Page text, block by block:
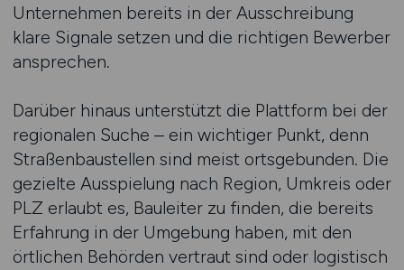
Unternehmen bereits in der Ausschreibung
klare Signale setzen und die richtigen Bewerber
ansprechen.
Darüber hinaus unterstützt die Plattform bei der
regionalen Suche – ein wichtiger Punkt, denn
Straßenbaustellen sind meist ortsgebunden. Die
gezielte Ausspielung nach Region, Umkreis oder
PLZ erlaubt es, Bauleiter zu finden, die bereits
Erfahrung in der Umgebung haben, mit den
örtlichen Behörden vertraut sind oder logistisch